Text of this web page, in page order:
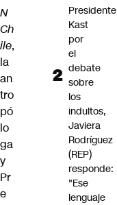
N
Ch
ile,
la
an
tro
pó
lo
ga
y
Pr
e
Presidente
Kast
por
el
debate
sobre
los
indultos,
Javiera
Rodríguez
(REP)
responde:
"Ese
lenguaje